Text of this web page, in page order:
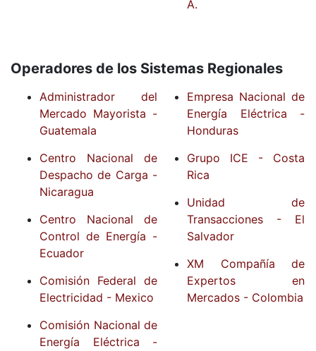
A.
Operadores de los Sistemas Regionales
Administrador del
Mercado Mayorista -
Guatemala
Centro Nacional de
Despacho de Carga -
Nicaragua
Centro Nacional de
Control de Energía -
Ecuador
Comisión Federal de
Electricidad - Mexico
Comisión Nacional de
Energía Eléctrica -
Empresa Nacional de
Energía Eléctrica -
Honduras
Grupo ICE - Costa
Rica
Unidad de
Transacciones - El
Salvador
XM Compañía de
Expertos en
Mercados - Colombia